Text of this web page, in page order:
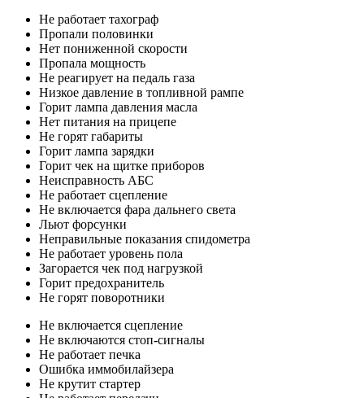
Не работает тахограф
Пропали половинки
Нет пониженной скорости
Пропала мощность
Не реагирует на педаль газа
Низкое давление в топливной рампе
Горит лампа давления масла
Нет питания на прицепе
Не горят габариты
Горит лампа зарядки
Горит чек на щитке приборов
Неисправность АБС
Не работает сцепление
Не включается фара дальнего света
Льют форсунки
Неправильные показания спидометра
Не работает уровень пола
Загорается чек под нагрузкой
Горит предохранитель
Не горят поворотники
Не включается сцепление
Не включаются стоп-сигналы
Не работает печка
Ошибка иммобилайзера
Не крутит стартер